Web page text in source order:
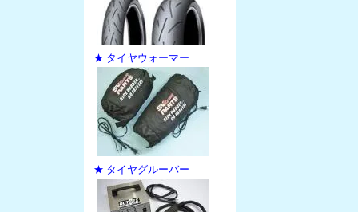
★ タイヤウォーマー
★ タイヤグルーバー